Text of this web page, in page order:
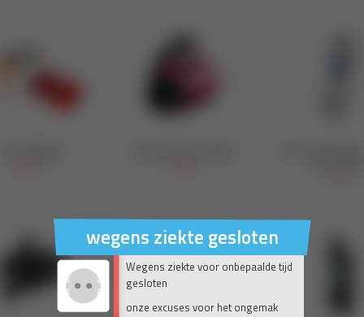
wegens ziekte gesloten
Wegens ziekte voor onbepaalde tijd
gesloten
onze excuses voor het ongemak